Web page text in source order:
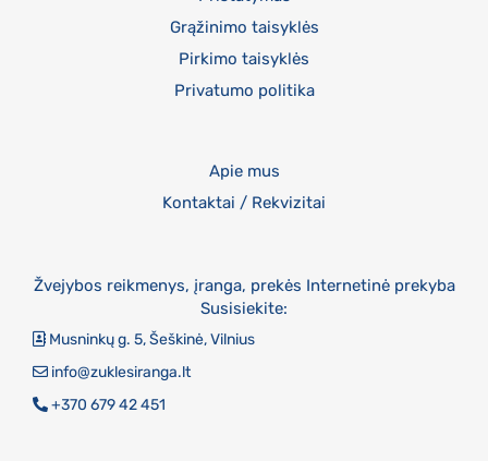
Grąžinimo taisyklės
Pirkimo taisyklės
Privatumo politika
Apie mus
Kontaktai / Rekvizitai
Žvejybos reikmenys, įranga, prekės Internetinė prekyba
Susisiekite:
Musninkų g. 5, Šeškinė, Vilnius
info@zuklesiranga.lt
+370 679 42 451